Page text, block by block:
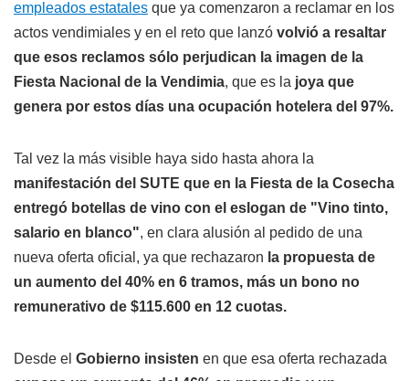
empleados estatales que ya comenzaron a reclamar en los
actos vendimiales y en el reto que lanzó volvió a resaltar
que esos reclamos sólo perjudican la imagen de la
Fiesta Nacional de la Vendimia, que es la joya que
genera por estos días una ocupación hotelera del 97%.
Tal vez la más visible haya sido hasta ahora la
manifestación del SUTE que en la Fiesta de la Cosecha
entregó botellas de vino con el eslogan de "Vino tinto,
salario en blanco", en clara alusión al pedido de una
nueva oferta oficial, ya que rechazaron la propuesta de
un aumento del 40% en 6 tramos, más un bono no
remunerativo de $115.600 en 12 cuotas.
Desde el Gobierno insisten en que esa oferta rechazada